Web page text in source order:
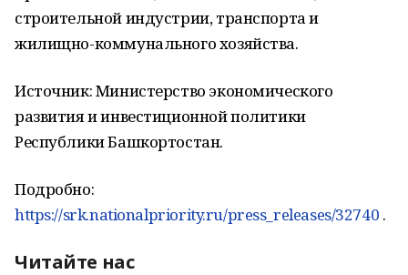
строительной индустрии, транспорта и
жилищно-коммунального хозяйства.
Источник: Министерство экономического
развития и инвестиционной политики
Республики Башкортостан.
Подробно:
https://srk.nationalpriority.ru/press_releases/32740 .
Читайте нас